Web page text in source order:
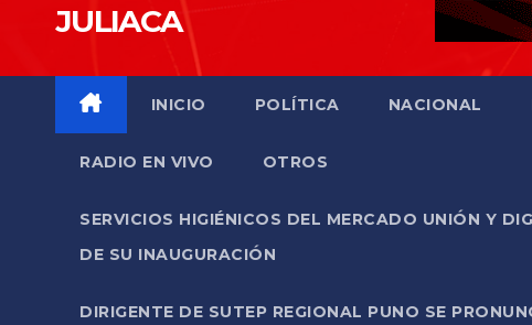
JULIACA
INICIO POLÍTICA NACIONAL
RADIO EN VIVO OTROS
SERVICIOS HIGIÉNICOS DEL MERCADO UNIÓN Y
DE SU INAUGURACIÓN
DIRIGENTE DE SUTEP REGIONAL PUNO SE